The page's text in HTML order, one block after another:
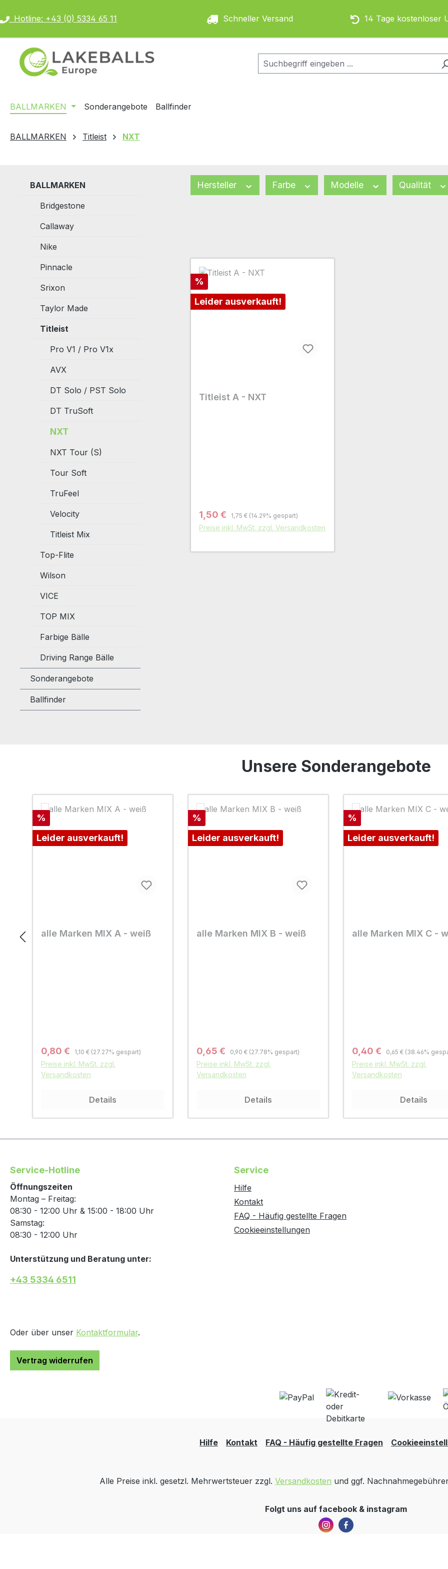
Hotline: +43 (0) 5334 65 11 Schneller Versand 14 Tage kostenloser
BALLMARKEN Sonderangebote Ballfinder
BALLMARKEN Titleist NXT
BALLMARKEN
Bridgestone
Callaway
Nike
Pinnacle
Srixon
Taylor Made
Titleist
Pro V1 / Pro V1x
AVX
DT Solo / PST Solo
DT TruSoft
NXT
NXT Tour (S)
Tour Soft
TruFeel
Velocity
Titleist Mix
Top-Flite
Wilson
VICE
TOP MIX
Farbige Bälle
Driving Range Bälle
Sonderangebote
Ballfinder
Hersteller Farbe Modelle Qualität
Rabatt
%
Leider ausverkauft!
Titleist A - NXT
Verkaufspreis:
1,50 € Regulärer Preis:
1,75 € (14.29% gespart)
Preise inkl. MwSt. zzgl. Versandkosten
Unsere Sonderangebote
Rabatt
%
Leider ausverkauft!
alle Marken MIX A - weiß
Verkaufspreis:
0,80 € Regulärer Preis:
1,10 € (27.27% gespart)
Preise inkl. MwSt. zzgl.
Versandkosten
Details
Rabatt
%
Leider ausverkauft!
alle Marken MIX B - weiß
Verkaufspreis:
0,65 € Regulärer Preis:
0,90 € (27.78% gespart)
Preise inkl. MwSt. zzgl.
Versandkosten
Details
Rabatt
%
Leider ausverkauft!
alle Marken MIX C -
Verkaufspreis:
0,40 € Regulärer Preis:
0,65 € (38.46%
Preise inkl. MwSt. zzgl.
Versandkosten
Details
Service-Hotline
Öffnungszeiten
Montag – Freitag:
08:30 - 12:00 Uhr & 15:00 - 18:00 Uhr
Samstag:
08:30 - 12:00 Uhr
Unterstützung und Beratung unter:
+43 5334 6511
Oder über unser Kontaktformular.
Vertrag widerrufen
Service
Hilfe
Kontakt
FAQ - Häufig gestellte Fragen
Cookieeinstellungen
Hilfe Kontakt FAQ - Häufig gestellte Fragen
Alle Preise inkl. gesetzl. Mehrwertsteuer zzgl. Versandkosten und ggf.
Folgt uns auf facebook & instagram